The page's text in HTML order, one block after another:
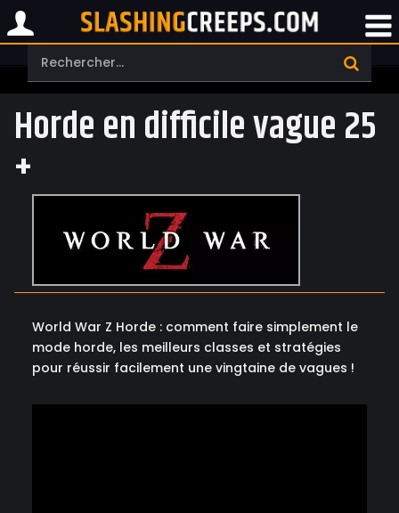
Horde en difficile vague 25
+
World War Z Horde : comment faire simplement le
mode horde, les meilleurs classes et stratégies
pour réussir facilement une vingtaine de vagues !